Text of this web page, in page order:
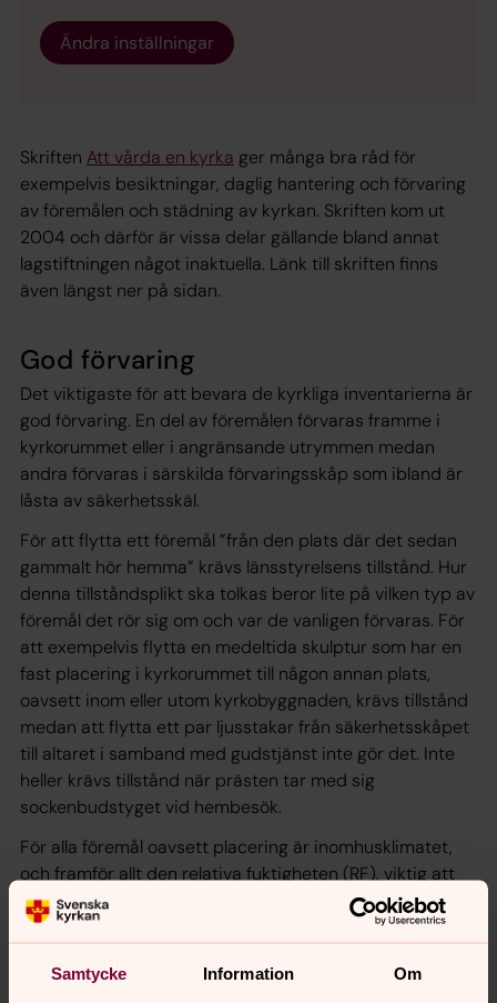
Samtycke Information Om
Ändra inställningar
Skriften Att vårda en kyrka ger många bra råd för
exempelvis besiktningar, daglig hantering och förvaring
av föremålen och städning av kyrkan. Skriften kom ut
2004 och därför är vissa delar gällande bland annat
lagstiftningen något inaktuella. Länk till skriften finns
även längst ner på sidan.
God förvaring
Det viktigaste för att bevara de kyrkliga inventarierna är
god förvaring. En del av föremålen förvaras framme i
kyrkorummet eller i angränsande utrymmen medan
andra förvaras i särskilda förvaringsskåp som ibland är
låsta av säkerhetsskäl.
För att flytta ett föremål ”från den plats där det sedan
gammalt hör hemma” krävs länsstyrelsens tillstånd. Hur
denna tillståndsplikt ska tolkas beror lite på vilken typ av
föremål det rör sig om och var de vanligen förvaras. För
att exempelvis flytta en medeltida skulptur som har en
fast placering i kyrkorummet till någon annan plats,
oavsett inom eller utom kyrkobyggnaden, krävs tillstånd
medan att flytta ett par ljusstakar från säkerhetsskåpet
till altaret i samband med gudstjänst inte gör det. Inte
heller krävs tillstånd när prästen tar med sig
sockenbudstyget vid hembesök.
För alla föremål oavsett placering är inomhusklimatet,
och framför allt den relativa fuktigheten (RF), viktig att
ha under kontroll. Olika slags föremål vill ha olika
luftfuktighet men generellt gäller att hålla den relativa
variationer.